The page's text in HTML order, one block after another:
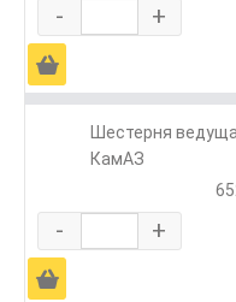
- +
Ä
Шестерня
КамАЗ
- +
Ä